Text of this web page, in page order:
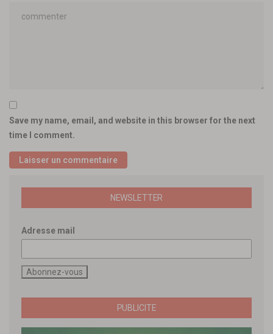
Save my name, email, and website in this browser for the next
time I comment.
NEWSLETTER
Adresse mail
PUBLICITE